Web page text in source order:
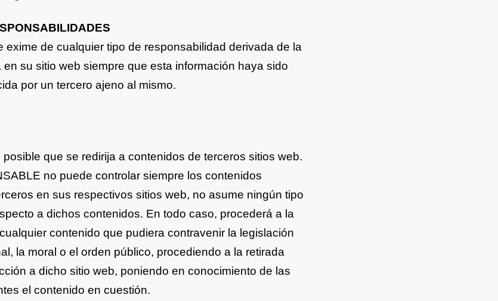
exime de cualquier tipo de responsabilidad derivada de la
su sitio web siempre que esta información haya sido
por un tercero ajeno al mismo.
que se redirija a contenidos de terceros sitios web.
no puede controlar siempre los contenidos
en sus respectivos sitios web, no asume ningún tipo
a dichos contenidos. En todo caso, procederá a la
cualquier contenido que pudiera contravenir la legislación
la moral o el orden público, procediendo a la retirada
a dicho sitio web, poniendo en conocimiento de las
el contenido en cuestión.